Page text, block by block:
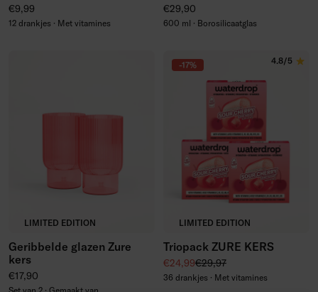
Normale prijs
€9,99
12 drankjes · Met vitamines
Normale prijs
€29,90
600 ml · Borosilicaatglas
LIMITED EDITION
Geribbelde glazen Zure
kers
Normale prijs
€17,90
-17%
LIMITED EDITION
4.8/5
Triopack ZURE KERS
Kortingsprijs
€24,99Normale prijs
€29,97
36 drankjes · Met vitamines